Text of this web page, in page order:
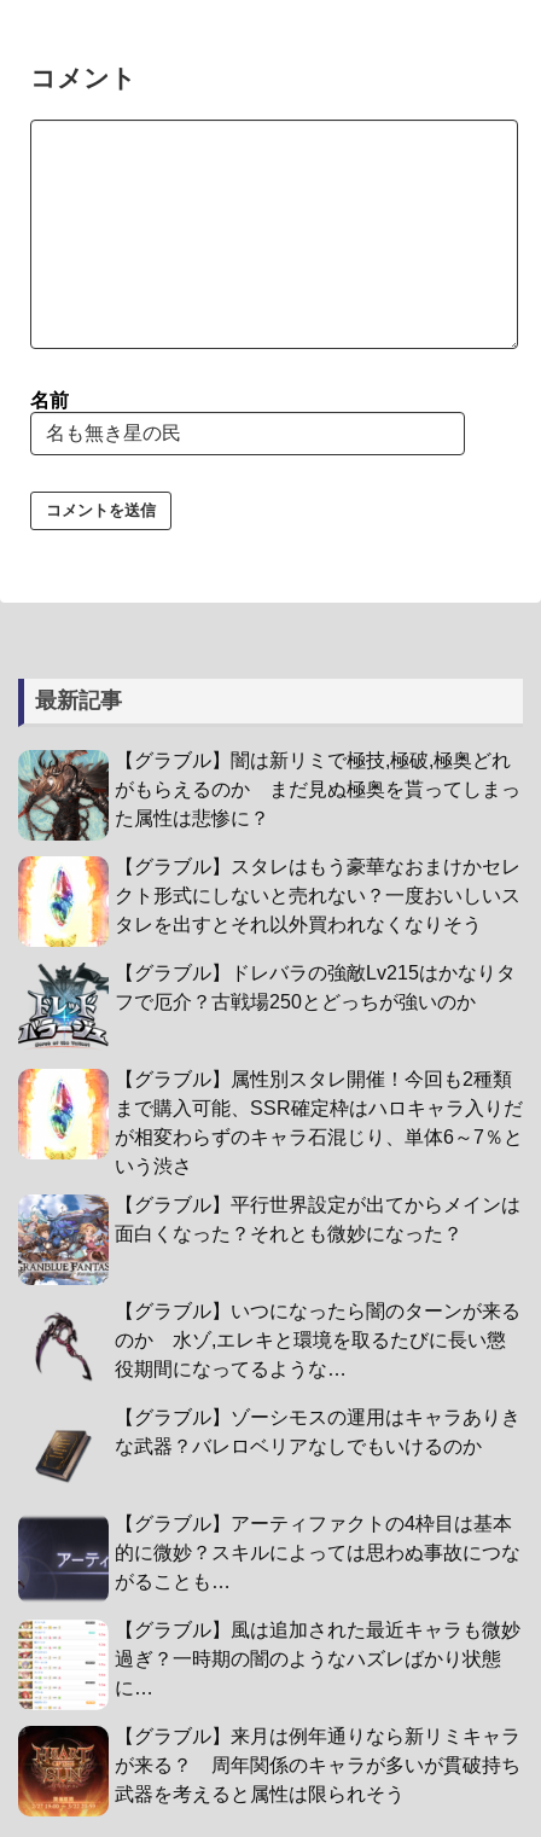
コメント
名前
最新記事
【グラブル】闇は新リミで極技,極破,極奥どれ
がもらえるのか まだ見ぬ極奥を貰ってしまっ
た属性は悲惨に？
【グラブル】スタレはもう豪華なおまけかセレ
クト形式にしないと売れない？一度おいしいス
タレを出すとそれ以外買われなくなりそう
【グラブル】ドレバラの強敵Lv215はかなりタ
フで厄介？古戦場250とどっちが強いのか
【グラブル】属性別スタレ開催！今回も2種類
まで購入可能、SSR確定枠はハロキャラ入りだ
が相変わらずのキャラ石混じり、単体6～7％と
いう渋さ
【グラブル】平行世界設定が出てからメインは
面白くなった？それとも微妙になった？
【グラブル】いつになったら闇のターンが来る
のか 水ゾ,エレキと環境を取るたびに長い懲
役期間になってるような…
【グラブル】ゾーシモスの運用はキャラありき
な武器？バレロベリアなしでもいけるのか
【グラブル】アーティファクトの4枠目は基本
的に微妙？スキルによっては思わぬ事故につな
がることも…
【グラブル】風は追加された最近キャラも微妙
過ぎ？一時期の闇のようなハズレばかり状態
に…
【グラブル】来月は例年通りなら新リミキャラ
が来る？ 周年関係のキャラが多いが貫破持ち
武器を考えると属性は限られそう